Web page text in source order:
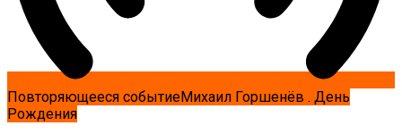
Повторяющееся событиеМихаил Горшенёв . День
Рождения